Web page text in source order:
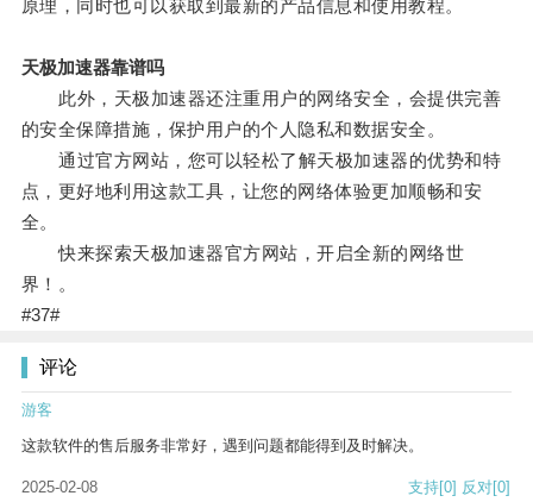
原理，同时也可以获取到最新的产品信息和使用教程。
天极加速器靠谱吗
此外，天极加速器还注重用户的网络安全，会提供完善
的安全保障措施，保护用户的个人隐私和数据安全。
通过官方网站，您可以轻松了解天极加速器的优势和特
点，更好地利用这款工具，让您的网络体验更加顺畅和安
全。
快来探索天极加速器官方网站，开启全新的网络世
界！。
#37#
评论
游客
这款软件的售后服务非常好，遇到问题都能得到及时解决。
2025-02-08 支持[0] 反对[0]